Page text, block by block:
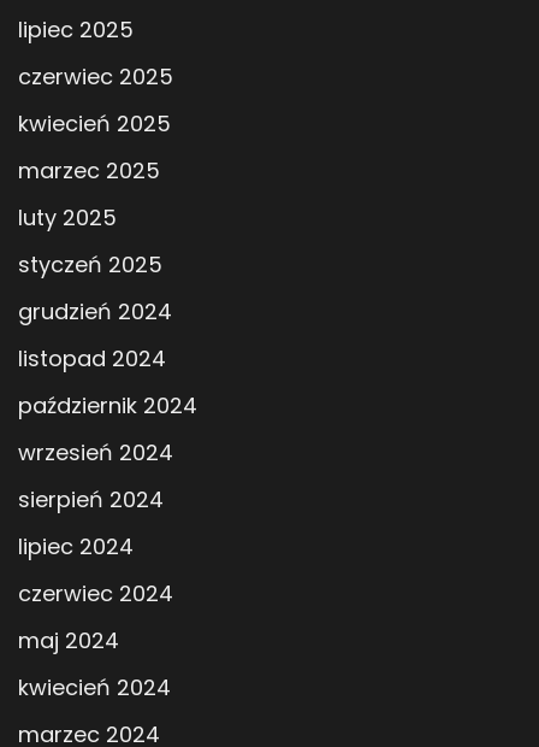
lipiec 2025
czerwiec 2025
kwiecień 2025
marzec 2025
luty 2025
styczeń 2025
grudzień 2024
listopad 2024
październik 2024
wrzesień 2024
sierpień 2024
lipiec 2024
czerwiec 2024
maj 2024
kwiecień 2024
marzec 2024